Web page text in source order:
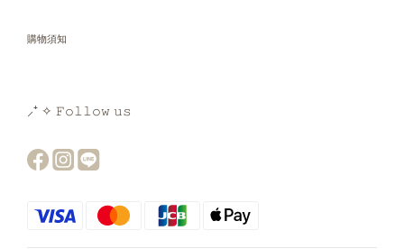
購物須知
⸝⁺ ✧ 𝙵𝚘𝚕𝚕𝚘𝚠 𝚞𝚜